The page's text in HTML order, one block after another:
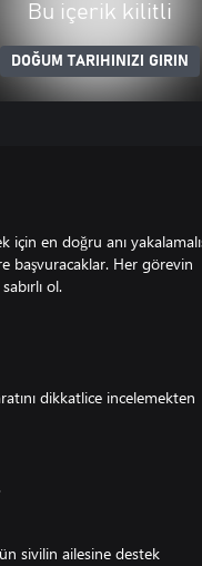
Bu içerik kilitli
DOĞUM TARIHINIZI GIRIN
en doğru anı
başvuracaklar. Her görevin
ol.
dikkatlice incelemekten
sivilin ailesine destek